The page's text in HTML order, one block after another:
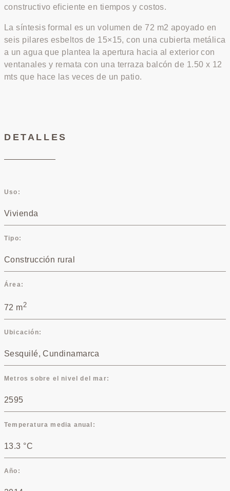
constructivo eficiente en tiempos y costos.
La síntesis formal es un volumen de 72 m2 apoyado en
seis pilares esbeltos de 15×15, con una cubierta metálica
a un agua que plantea la apertura hacia al exterior con
ventanales y remata con una terraza balcón de 1.50 x 12
mts que hace las veces de un patio.
DETALLES
Uso
Vivienda
Tipo
Construcción rural
Área
72 m2
Ubicación
Sesquilé, Cundinamarca
Metros sobre el nivel del mar
2595
Temperatura media anual
13.3 °C
Año